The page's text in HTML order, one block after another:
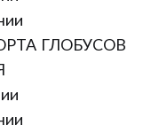
ГЛОБУСОВ